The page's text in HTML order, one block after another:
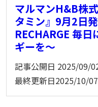
マルマンH&B株
タミン』9月2日
RECHARGE 毎
ギーを～
記事公開日 2025/09/
最終更新日2025/10/07